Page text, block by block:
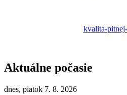
kvalita-
Aktuálne počasie
dnes, piatok 7. 8. 2026